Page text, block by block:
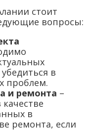
стоит
вопросы:
в
проблем.
и ремонта –
в
ремонта, если